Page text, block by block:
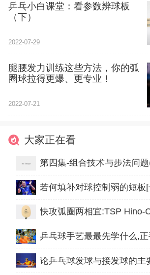
乒乓小白课堂：看参数辨球板
（下）
2022-07-29
腿腰发力训练这些方法，你的弧
圈球拉得更爆、更专业！
2022-07-21
大家正在看
乒乓球手艺最最先学什么,
论乒乓球发球与接发球的主